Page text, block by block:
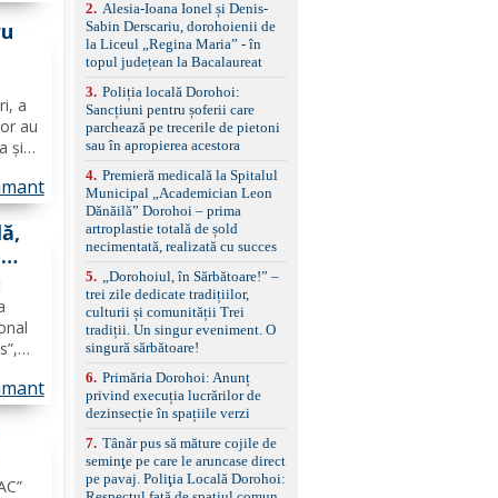
a
au
și
și
schimbare bandă și
menținere bandă Faruri
bi-xenon adaptive cu
asistent fază lungă
automată , lumini de zi
LED, proiectoare ceață
LED, spălătoare faruri
față/spate, cameră
marșarier Keyless entry
& start, geamuri electrice
față/spate, oglinzi
electrice, încălzite și
rabatabile Sistem hands-
free, Bluetooth, USB
Sistem start/stop, frână
de parcare electrică,
anvelope vară runflat
filtru de particule,
standard Euro 6 Trapă
panoramică, geamuri
remorcare Bonus: -
Covorașe textile montate
pe mașină. -Ofer și un
2. Alesia-Ioana Ionel și Denis-
Sabin Derscariu, dorohoienii de
la Liceul „Regina Maria” - în
topul județean la Bacalaureat
3. Poliția locală Dorohoi:
Sancțiuni pentru șoferii care
parchează pe trecerile de pietoni
sau în apropierea acestora
4. Premieră medicală la Spitalul
Municipal „Academician Leon
Dănăilă” Dorohoi – prima
artroplastie totală de șold
necimentată, realizată cu succes
5.
„Dorohoiul, în Sărbătoare!” –
trei zile dedicate tradițiilor,
culturii și comunității Trei
tradiții. Un singur eveniment. O
singură sărbătoare!
6. Primăria Dorohoi: Anunț
privind execuția lucrărilor de
dezinsecție în spațiile verzi
7. Tânăr pus să măture cojile de
seminţe pe care le aruncase direct
pe pavaj. Poliţia Locală Dorohoi: